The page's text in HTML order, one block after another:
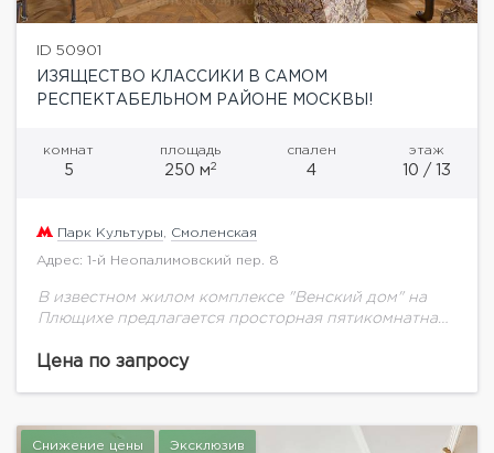
ID 50901
ИЗЯЩЕСТВО КЛАССИКИ В САМОМ
РЕСПЕКТАБЕЛЬНОМ РАЙОНЕ МОСКВЫ!
комнат
5
площадь
250 м2
спален
4
этаж
10 / 13
Парк Культуры Смоленская
Адрес: 1-й Неопалимовский пер. 8
В известном жилом комплексе "Венский дом" на
Плющихе предлагается просторная пятикомнатная
оборудована эксклюзивной дорогостоящей
Цена по запросу
Снижение цены Эксклюзив